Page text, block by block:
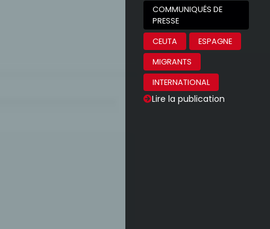
COMMUNIQUÉS DE
PRESSE
CEUTA
ESPAGNE
MIGRANTS
INTERNATIONAL
Lire la publication